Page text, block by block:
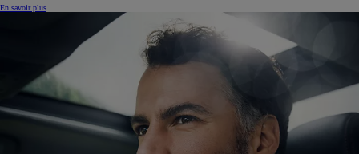
En savoir plus